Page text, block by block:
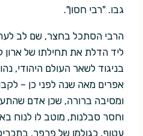
גבו. "רבי חסון".
הרבי הסתכל בחצר, שם לב
ליד הדלת את תחילתו של ארון
בניגוד לשאר העולם היהודי,
אפרים מאה שנה לפני כן –
ומסיבה ברורה, שכן אדם
וחסר סבלנות, מוטב לו לנוח
עטוף, כגולמו של פרפר,